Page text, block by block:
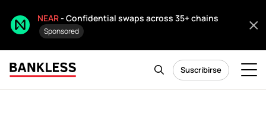
NEAR- Confidential swaps across 35+ chains
Sponsored
Suscribirse